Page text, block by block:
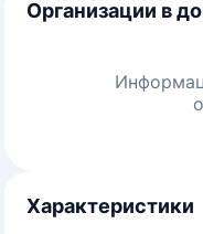
Организации в
Характеристики